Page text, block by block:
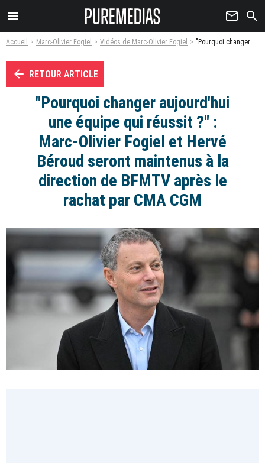
menu newsletter search
Accueil Marc-Olivier Fogiel Vidéos de Marc-Olivier Fogiel "Pourquoi changer aujourd'hui une équipe qui réussit ?" : Marc-Olivier Fogiel et Hervé Béroud seront maintenus à la direction de BFMTV après le rachat par CMA CGM - Vidéo
arrow_left RETOUR ARTICLE
"Pourquoi changer aujourd'hui
une équipe qui réussit ?" :
Marc-Olivier Fogiel et Hervé
Béroud seront maintenus à la
direction de BFMTV après le
rachat par CMA CGM